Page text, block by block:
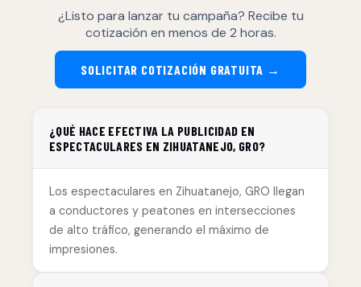
¿Listo para lanzar tu campaña? Recibe tu
cotización en menos de 2 horas.
SOLICITAR COTIZACIÓN GRATUITA →
¿QUÉ HACE EFECTIVA LA PUBLICIDAD EN
ESPECTACULARES EN ZIHUATANEJO, GRO?
Los espectaculares en Zihuatanejo, GRO llegan
a conductores y peatones en intersecciones
de alto tráfico, generando el máximo de
impresiones.